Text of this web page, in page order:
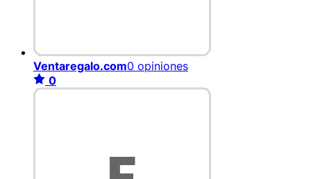
Ventaregalo.com0 opiniones
0